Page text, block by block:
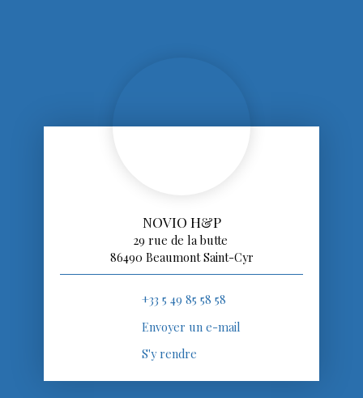
NOVIO H&P
29 rue de la butte
86490 Beaumont Saint-Cyr
+33 5 49 85 58 58
Envoyer un e-mail
S'y rendre